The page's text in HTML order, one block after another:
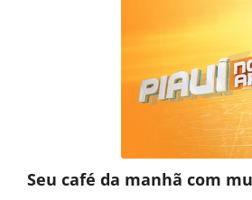
Seu café da manhã com